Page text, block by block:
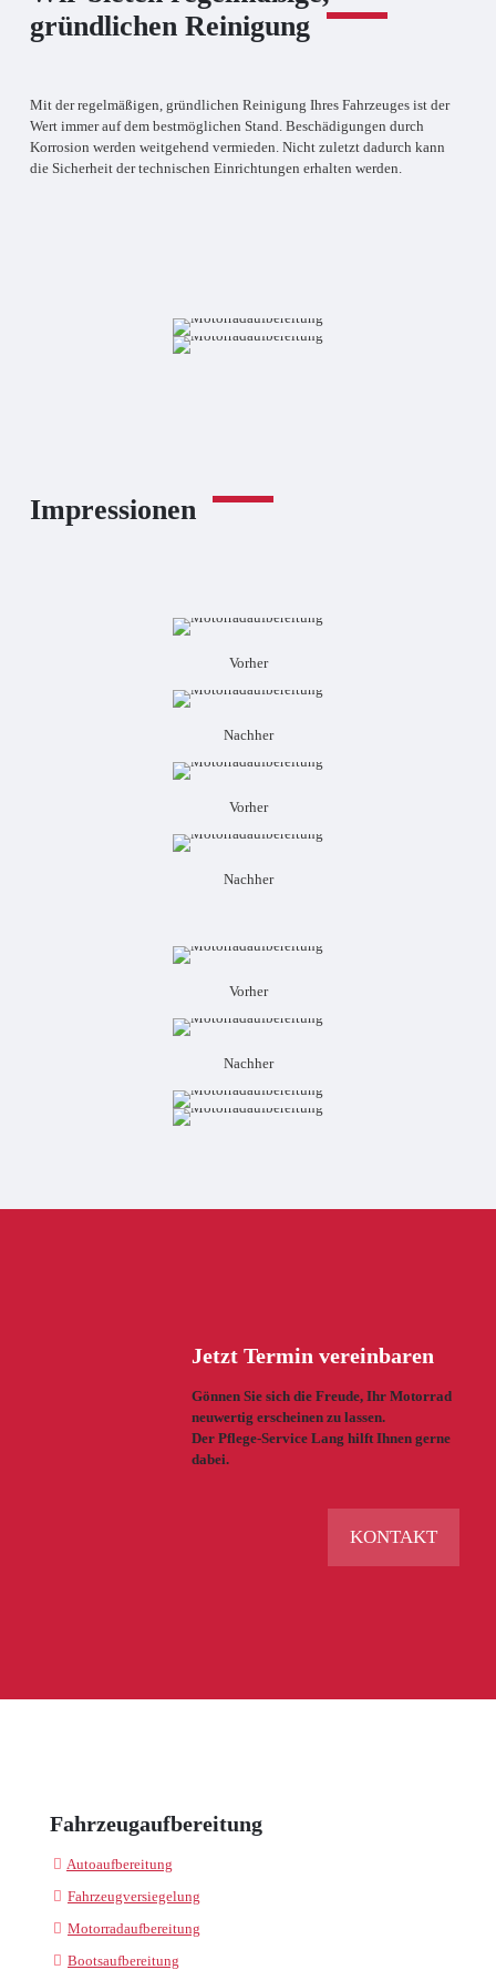
gründlichen Reinigung
Mit der regelmäßigen, gründlichen Reinigung Ihres Fahrzeuges ist der
Wert immer auf dem bestmöglichen Stand. Beschädigungen durch
Korrosion werden weitgehend vermieden. Nicht zuletzt dadurch kann
die Sicherheit der technischen Einrichtungen erhalten werden.
Impressionen
Vorher
Nachher
Vorher
Nachher
Vorher
Nachher
Jetzt Termin vereinbaren
Gönnen Sie sich die Freude, Ihr Motorrad
neuwertig erscheinen zu lassen.
Der Pflege-Service Lang hilft Ihnen gerne
dabei.
KONTAKT
Fahrzeugaufbereitung
Autoaufbereitung
Fahrzeugversiegelung
Motorradaufbereitung
Bootsaufbereitung